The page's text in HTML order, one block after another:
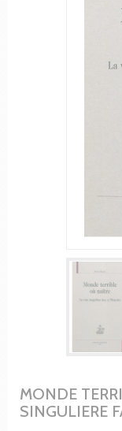
MONDE
SINGULIERE